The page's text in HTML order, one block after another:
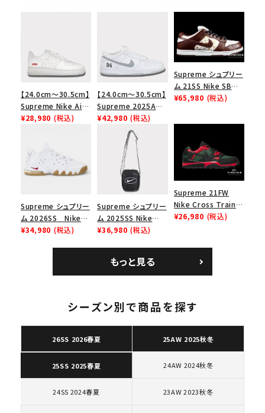
人気ワード 2026SS
Tシャツ・ロングスリーブ
キャップ・ハット
パーカー・クルーネック
ショルダー・ウエストバッグ
ボックスロゴ ブラックスウェット
【24.0cm～30.5cm】
Supreme Nike Air
Force 1 Low シュプ
ューズ ホワイト
¥28,980 (税込)
【24.0cm～30.5cm】
Supreme 2025AW
Nike SB Dunk Low
ナイキ SB ダンク ロ
ー スニーカー ホワイ
¥42,980 (税込)
Supreme シュプリー
ム 21SS Nike SB
Dunk Low ナイキSB
¥65,980 (税込)
Supreme シュプリー
ム 2026SS Nike
SB Air Max 2 CB 94
¥34,980 (税込)
Supreme シュプリー
ム 2025SS Nike
Leather Shoulder
ク 黒
¥36,980 (税込)
Supreme 21FW
Nike Cross Trainer
Low ナイキクロスト
¥26,980 (税込)
もっと見る
シーズン別で商品を探す
26SS 2026春夏 25AW 2025秋冬
25SS 2025春夏 24AW 2024秋冬
24SS 2024春夏 23AW 2023秋冬